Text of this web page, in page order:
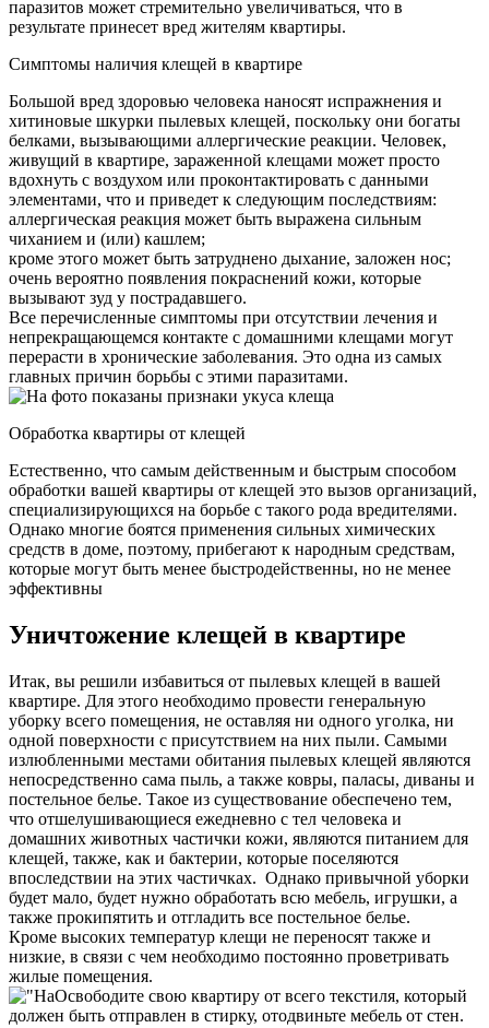
паразитов может стремительно увеличиваться, что в
результате принесет вред жителям квартиры.
Симптомы наличия клещей в квартире
Большой вред здоровью человека наносят испражнения и
хитиновые шкурки пылевых клещей, поскольку они богаты
белками, вызывающими аллергические реакции. Человек,
живущий в квартире, зараженной клещами может просто
вдохнуть с воздухом или проконтактировать с данными
элементами, что и приведет к следующим последствиям:
аллергическая реакция может быть выражена сильным
чиханием и (или) кашлем;
кроме этого может быть затруднено дыхание, заложен нос;
очень вероятно появления покраснений кожи, которые
вызывают зуд у пострадавшего.
Все перечисленные симптомы при отсутствии лечения и
непрекращающемся контакте с домашними клещами могут
перерасти в хронические заболевания. Это одна из самых
главных причин борьбы с этими паразитами.
Обработка квартиры от клещей
Естественно, что самым действенным и быстрым способом
обработки вашей квартиры от клещей это вызов организаций,
специализирующихся на борьбе с такого рода вредителями.
Однако многие боятся применения сильных химических
средств в доме, поэтому, прибегают к народным средствам,
которые могут быть менее быстродейственны, но не менее
эффективны
Уничтожение клещей в квартире
Итак, вы решили избавиться от пылевых клещей в вашей
квартире. Для этого необходимо провести генеральную
уборку всего помещения, не оставляя ни одного уголка, ни
одной поверхности с присутствием на них пыли. Самыми
излюбленными местами обитания пылевых клещей являются
непосредственно сама пыль, а также ковры, паласы, диваны и
постельное белье. Такое из существование обеспечено тем,
что отшелушивающиеся ежедневно с тел человека и
домашних животных частички кожи, являются питанием для
клещей, также, как и бактерии, которые поселяются
впоследствии на этих частичках. Однако привычной уборки
будет мало, будет нужно обработать всю мебель, игрушки, а
также прокипятить и отгладить все постельное белье.
Кроме высоких температур клещи не переносят также и
низкие, в связи с чем необходимо постоянно проветривать
жилые помещения.
Освободите свою квартиру от всего текстиля, который
должен быть отправлен в стирку, отодвиньте мебель от стен.